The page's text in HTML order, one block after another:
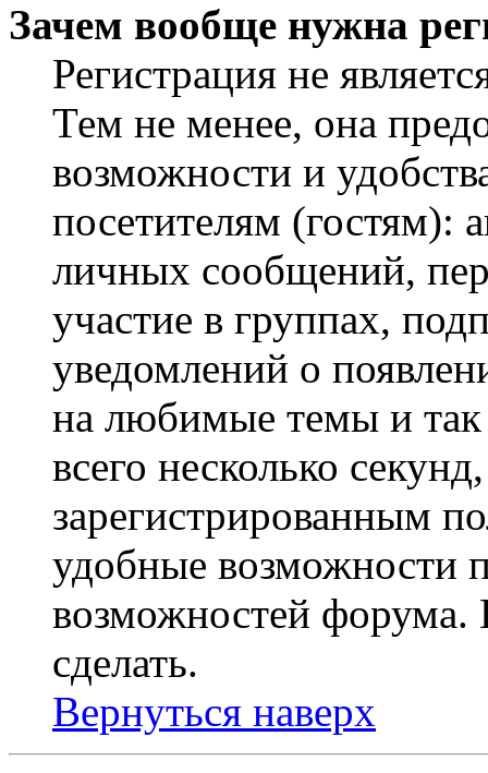
Зачем вообще нужна
Регистрация не
Тем не менее, она
возможности и
посетителям (гостям):
личных сообщений,
участие в группах,
уведомлений о
на любимые темы и так
всего несколько
зарегистрированным
удобные возможности
возможностей
сделать.
Вернуться наверх